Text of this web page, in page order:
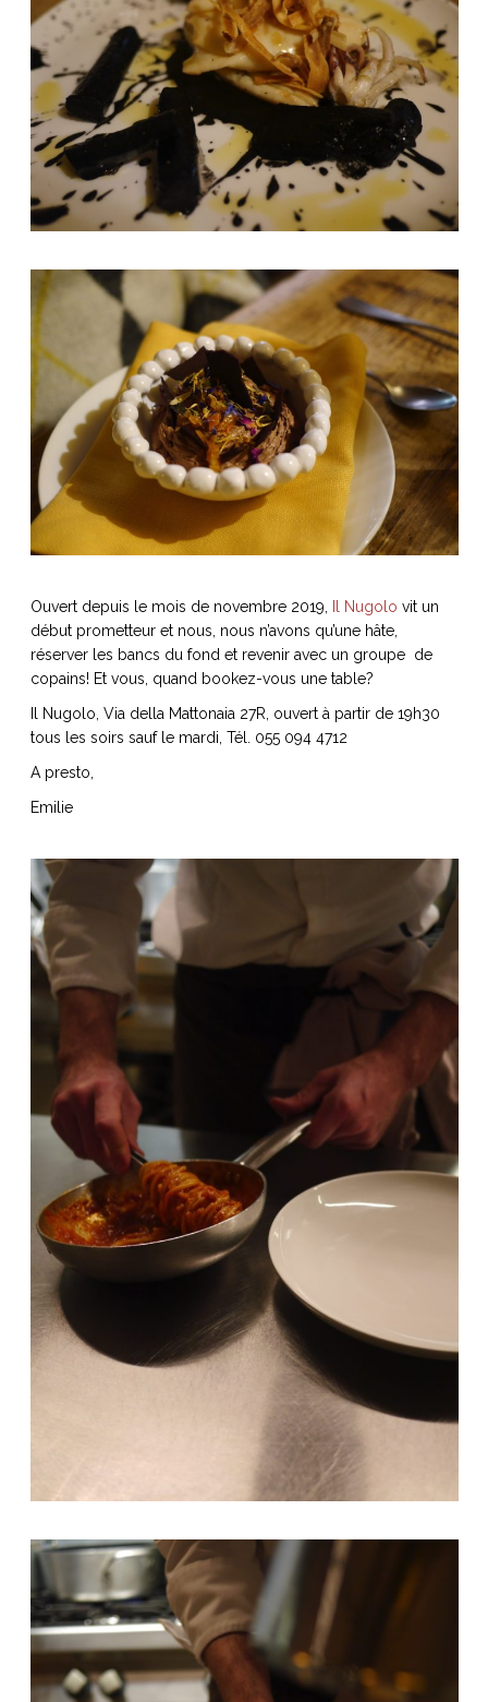
Ouvert depuis le mois de novembre 2019, Il Nugolo vit un
début prometteur et nous, nous n’avons qu’une hâte,
réserver les bancs du fond et revenir avec un groupe de
copains! Et vous, quand bookez-vous une table?
Il Nugolo, Via della Mattonaia 27R, ouvert à partir de 19h30
tous les soirs sauf le mardi, Tél. 055 094 4712
A presto,
Emilie